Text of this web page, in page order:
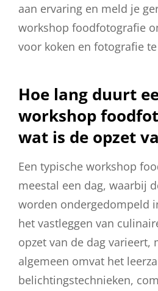
aan ervaring en meld je
workshop foodfotografie
voor koken en fotografie
Hoe lang duurt
workshop
wat is de opzet
Een typische workshop
meestal een dag, waarbij
worden ondergedompeld
het vastleggen van
opzet van de dag varieert,
algemeen omvat het
belichtingstechnieken,